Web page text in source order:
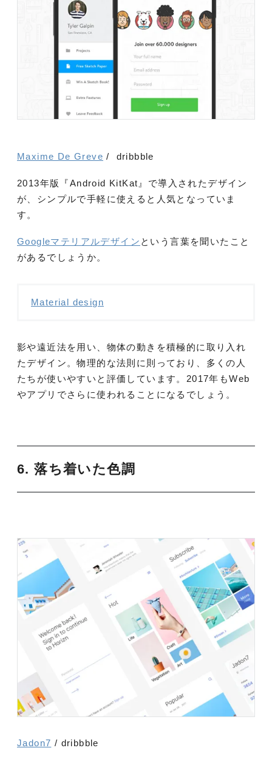
Maxime De Greve / dribbble
2013年版『Android KitKat』で導入されたデザイン
が、シンプルで手軽に使えると人気となっていま
す。
Googleマテリアルデザイン という言葉を聞いたこと
があるでしょうか。
Material design
影や遠近法を用い、物体の動きを積極的に取り入れ
たデザイン。物理的な法則に則っており、多くの人
たちが使いやすいと評価しています。2017年もWeb
やアプリでさらに使われることになるでしょう。
6. 落ち着いた色調
Jadon7 / dribbble